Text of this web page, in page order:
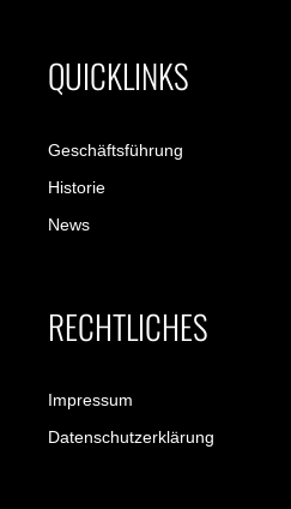
QUICKLINKS
Geschäftsführung
Historie
News
RECHTLICHES
Impressum
Datenschutzerklärung